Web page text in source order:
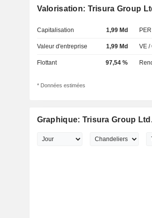
Valorisation: Trisura Group
Capitalisation 1,99 Md
Valeur d'entreprise 1,99 Md VE /
Flottant 97,54 %
* Données estimées
Graphique: Trisura Group